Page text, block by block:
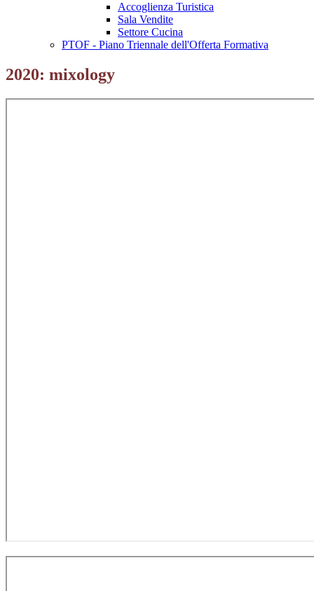
Accoglienza Turistica
Sala Vendite
Settore Cucina
PTOF - Piano Triennale dell'Offerta Formativa
2020: mixology